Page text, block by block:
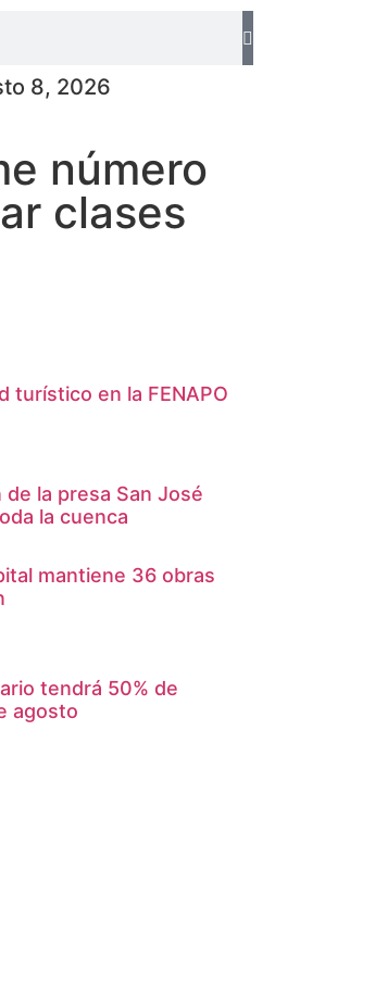
8, 2026
número
clases
turístico en la FENAPO
la presa San José
la cuenca
mantiene 36 obras
tendrá 50% de
agosto